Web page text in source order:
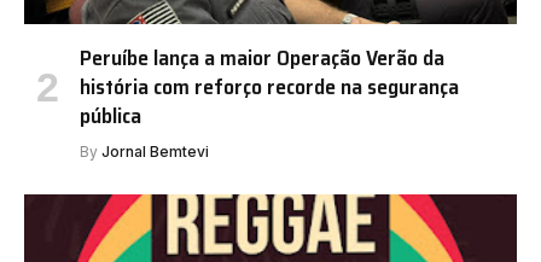
Peruíbe lança a maior Operação Verão da
história com reforço recorde na segurança
pública
By Jornal Bemtevi